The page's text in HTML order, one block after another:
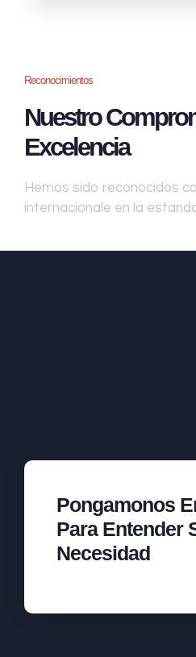
Reconocimientos
Nuestro
Excelencia
Hemos sido reconocidos
internacionale en la
Pongamonos
Para Entender
Necesidad